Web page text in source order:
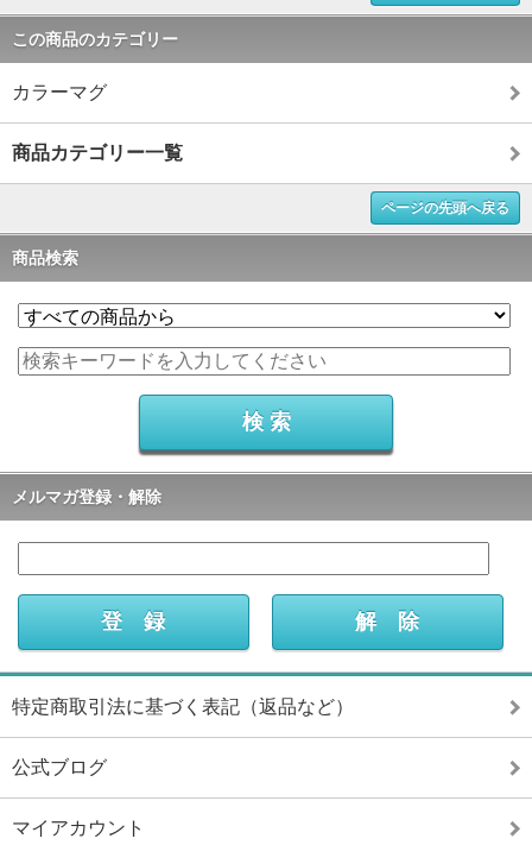
この商品のカテゴリー
カラーマグ
商品カテゴリー一覧
ページの先頭へ戻る
商品検索
メルマガ登録・解除
特定商取引法に基づく表記（返品など）
公式ブログ
マイアカウント